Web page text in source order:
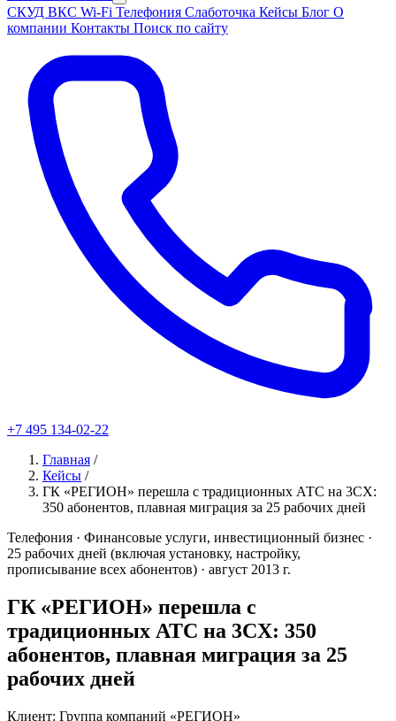
СКУД ВКС Wi-Fi Телефония Слаботочка Кейсы Блог О
компании Контакты Поиск по сайту
+7 495 134-02-22
Главная /
Кейсы /
ГК «РЕГИОН» перешла с традиционных АТС на 3CX:
350 абонентов, плавная миграция за 25 рабочих дней
Телефония · Финансовые услуги, инвестиционный бизнес ·
25 рабочих дней (включая установку, настройку,
прописывание всех абонентов) · август 2013 г.
ГК «РЕГИОН» перешла с
традиционных АТС на 3CX: 350
абонентов, плавная миграция за 25
рабочих дней
Клиент: Группа компаний «РЕГИОН»